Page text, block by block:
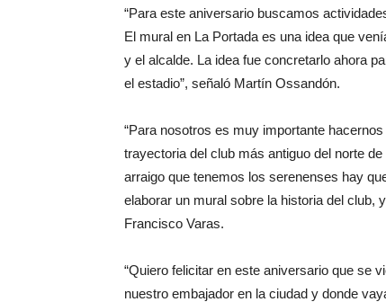
“Para este aniversario buscamos
El mural en La Portada es una idea que
y el alcalde. La idea fue concretarlo ahora
el estadio”, señaló Martín Ossandón.
“Para nosotros es muy importante
trayectoria del club más antiguo del norte
arraigo que tenemos los serenenses hay
elaborar un mural sobre la historia del club,
Francisco Varas.
“Quiero felicitar en este aniversario que se
nuestro embajador en la ciudad y donde